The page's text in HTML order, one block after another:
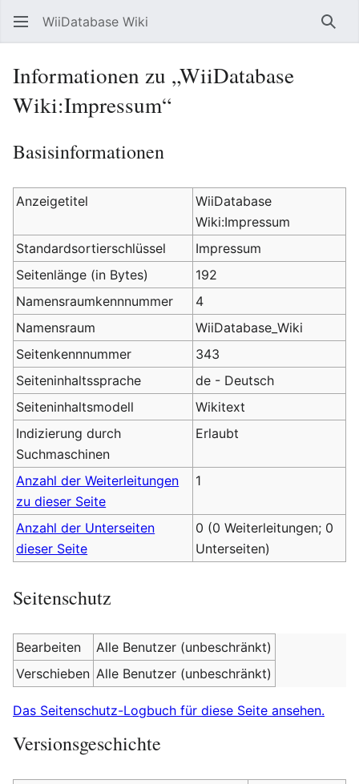
WiiDatabase Wiki
Informationen zu „WiiDatabase
Wiki:Impressum“
Basisinformationen
Anzeigetitel
WiiDatabase
Wiki:Impressum
Standardsortierschlüssel
Impressum
Seitenlänge (in Bytes)
192
Namensraumkennnummer
4
Namensraum
WiiDatabase_Wiki
Seitenkennnummer
343
Seiteninhaltssprache
de - Deutsch
Seiteninhaltsmodell
Wikitext
Indizierung durch
Suchmaschinen
Erlaubt
Anzahl der Weiterleitungen
zu dieser Seite
1
Anzahl der Unterseiten
dieser Seite
0 (0 Weiterleitungen; 0
Unterseiten)
Seitenschutz
Bearbeiten
Alle Benutzer (unbeschränkt)
Verschieben Alle Benutzer (unbeschränkt)
Das Seitenschutz-Logbuch für diese Seite ansehen.
Versionsgeschichte